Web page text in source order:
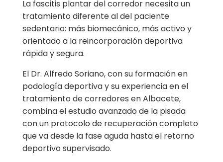
La fascitis plantar del corredor necesita un
tratamiento diferente al del paciente
sedentario: más biomecánico, más activo y
orientado a la reincorporación deportiva
rápida y segura.
El Dr. Alfredo Soriano, con su formación en
podología deportiva y su experiencia en el
tratamiento de corredores en Albacete,
combina el estudio avanzado de la pisada
con un protocolo de recuperación completo
que va desde la fase aguda hasta el retorno
deportivo supervisado.